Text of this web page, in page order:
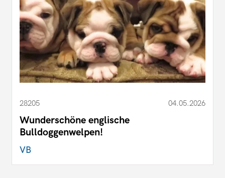
28205 04.05.2026
Wunderschöne englische
Bulldoggenwelpen!
VB